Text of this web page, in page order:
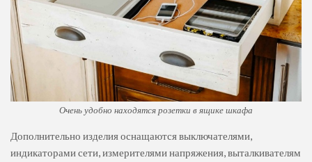
Очень удобно находятся розетки в ящике шкафа
Дополнительно изделия оснащаются выключателями,
индикаторами сети, измерителями напряжения, выталкивателям